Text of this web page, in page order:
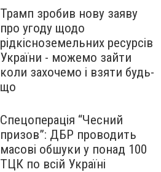
Трамп зробив нову заяву
про угоду щодо
рідкісноземельних ресурсів
України - можемо зайти
коли захочемо і взяти будь-
що
Спецоперація “Чесний
призов”: ДБР проводить
масові обшуки у понад 100
ТЦК по всій Україні